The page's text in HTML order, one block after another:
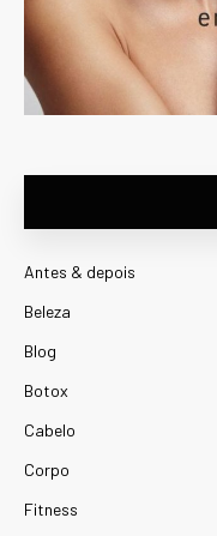
Antes & depois
Beleza
Blog
Botox
Cabelo
Corpo
Fitness